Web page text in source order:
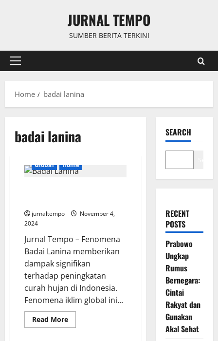
JURNAL TEMPO
SUMBER BERITA TERKINI
Primary
Home
badai lanina
badai lanina
Global Home
jurnaltempo
November 4,
2024
Jurnal Tempo – Fenomena
Badai Lanina memberikan
dampak signifikan
terhadap peningkatan
curah hujan di Indonesia.
Fenomena iklim global ini...
Read MoreRead
more
SEARCH
RECENT
POSTS
Prabowo
Ungkap
Rumus
Bernegara:
Cintai
Rakyat dan
Gunakan
Akal Sehat